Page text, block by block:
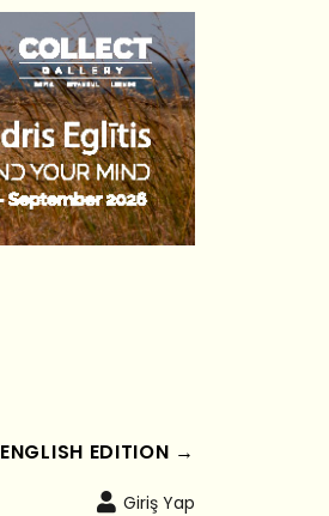
ENGLISH EDITION →
Giriş Yap